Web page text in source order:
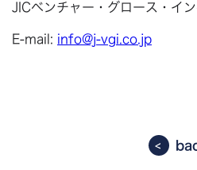
JICベンチャー・グロース・イ
E-mail: info@j-vgi.co.jp